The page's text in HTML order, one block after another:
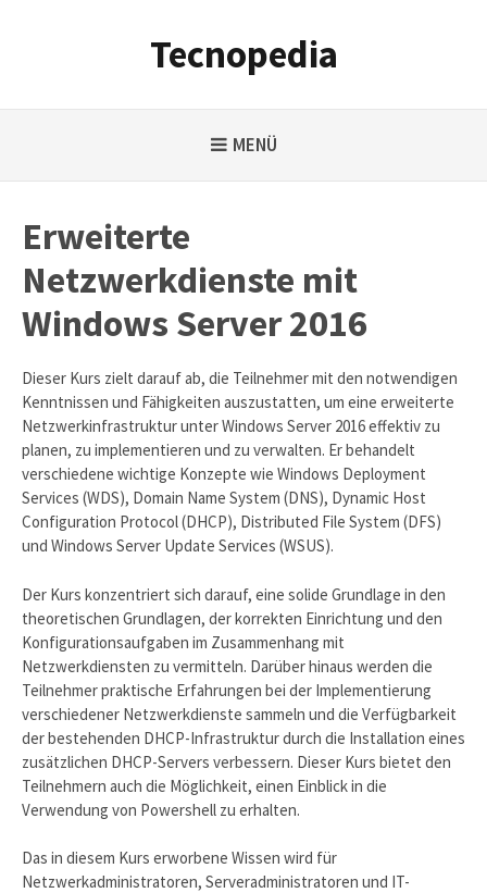
Tecnopedia
MENÜ
Erweiterte
Netzwerkdienste mit
Windows Server 2016
Dieser Kurs zielt darauf ab, die Teilnehmer mit den notwendigen
Kenntnissen und Fähigkeiten auszustatten, um eine erweiterte
Netzwerkinfrastruktur unter Windows Server 2016 effektiv zu
planen, zu implementieren und zu verwalten. Er behandelt
verschiedene wichtige Konzepte wie Windows Deployment
Services (WDS), Domain Name System (DNS), Dynamic Host
Configuration Protocol (DHCP), Distributed File System (DFS)
und Windows Server Update Services (WSUS).
Der Kurs konzentriert sich darauf, eine solide Grundlage in den
theoretischen Grundlagen, der korrekten Einrichtung und den
Konfigurationsaufgaben im Zusammenhang mit
Netzwerkdiensten zu vermitteln. Darüber hinaus werden die
Teilnehmer praktische Erfahrungen bei der Implementierung
verschiedener Netzwerkdienste sammeln und die Verfügbarkeit
der bestehenden DHCP-Infrastruktur durch die Installation eines
zusätzlichen DHCP-Servers verbessern. Dieser Kurs bietet den
Teilnehmern auch die Möglichkeit, einen Einblick in die
Verwendung von Powershell zu erhalten.
Das in diesem Kurs erworbene Wissen wird für
Netzwerkadministratoren, Serveradministratoren und IT-